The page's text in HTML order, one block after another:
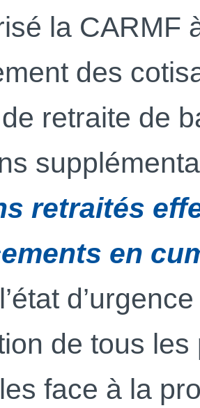
la CARMF
des
retraite de
retraités
en
de tous
face à la